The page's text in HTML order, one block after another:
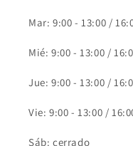
Mar: 9:00 - 13:00 /
Mié: 9:00 - 13:00 /
Jue: 9:00 - 13:00 /
Vie: 9:00 - 13:00 /
Sáb: cerrado